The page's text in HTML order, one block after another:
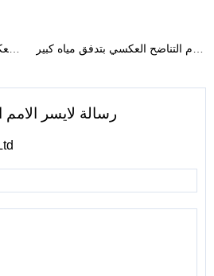
نظام التناضح العكسي بتدفق مياه كبير
سابق :
رسالة لايسر الامم